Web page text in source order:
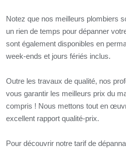
Notez que nos meilleurs plombiers
un rien de temps pour dépanner
sont également disponibles en
week-ends et jours fériés inclus.
Outre les travaux de qualité, nos
vous garantir les meilleurs prix du
compris ! Nous mettons tout en
excellent rapport qualité-prix.
Pour découvrir notre tarif de